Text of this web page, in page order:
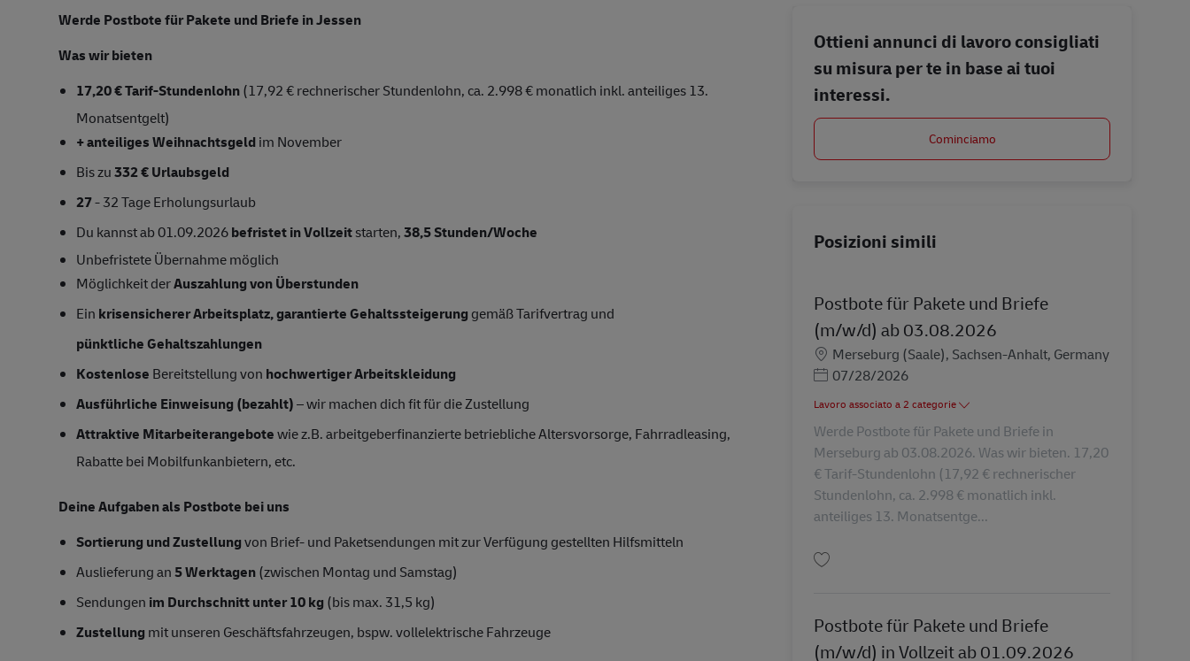
Werde Postbote für Pakete und Briefe in Jessen
Was wir bieten
17,20 € Tarif-Stundenlohn(17,92 € rechnerischer Stundenlohn, ca. 2.998 € monatlich inkl. anteiliges 13.
Monatsentgelt)
+ anteiliges Weihnachtsgeldim November
Bis zu332 € Urlaubsgeld
27- 32 Tage Erholungsurlaub
Du kannst ab 01.09.2026befristet in Vollzeitstarten,38,5 Stunden/Woche
Unbefristete Übernahmemöglich
Möglichkeit derAuszahlung von Überstunden
Ein krisensicherer Arbeitsplatz, garantierte Gehaltssteigerung gemäß Tarifvertrag und
pünktliche Gehaltszahlungen
Kostenlose Bereitstellung von hochwertiger Arbeitskleidung
Ausführliche Einweisung (bezahlt)– wir machen dich fit für die Zustellung
Attraktive Mitarbeiterangebotewie z.B. arbeitgeberfinanzierte betriebliche Altersvorsorge, Fahrradleasing,
Rabatte bei Mobilfunkanbietern, etc.
Deine Aufgaben als Postbote bei uns
Sortierung und Zustellungvon Brief- und Paketsendungen mit zur Verfügung gestellten Hilfsmitteln
Auslieferung an5 Werktagen(zwischen Montag und Samstag)
Sendungen im Durchschnitt unter 10 kg (bis max. 31,5 kg)
Zustellung mit unseren Geschäftsfahrzeugen, bspw. vollelektrische Fahrzeuge
Ottieni annunci di lavoro consigliati
su misura per te in base ai tuoi
interessi.
Cominciamo
Posizioni simili
Postbote für Pakete und Briefe
(m/w/d) ab 03.08.2026
SedeMerseburg (Saale), Sachsen-Anhalt, Germany
Posted Date
07/28/2026
Lavoro associato a 2 categorie
Werde Postbote für Pakete und Briefe in
Merseburg ab 03.08.2026. Was wir bieten. 17,20
€ Tarif-Stundenlohn (17,92 € rechnerischer
Stundenlohn, ca. 2.998 € monatlich inkl.
anteiliges 13. Monatsentge...
Postbote für Pakete und Briefe
(m/w/d) in Vollzeit ab 01.09.2026